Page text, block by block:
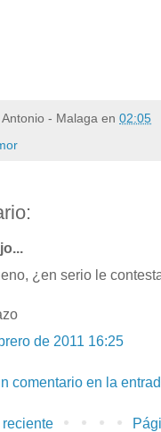
Antonio - Malaga en 02:05
¿en serio le
de 2011 16:25
comentario en la
reciente